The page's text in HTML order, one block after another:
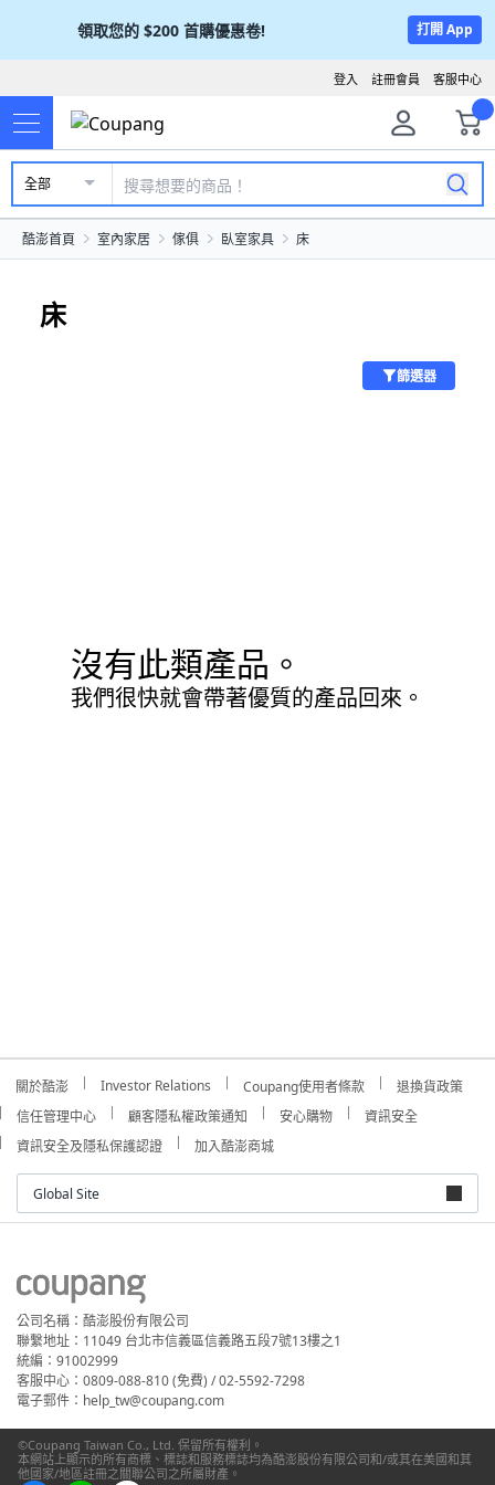
領取您的 $200 首購優惠卷! 打開 App
客服中心
註冊會員
登入
全部
酷澎首頁 室內家居 傢俱 臥室家具 床
床
篩選器
沒有此類產品。
我們很快就會帶著優質的產品回來。
關於酷澎 Investor Relations Coupang使用者條款
退換貨政策
信任管理中心
顧客隱私權政策通知 安心購物
資訊安全
資訊安全及隱私保護認證
加入酷澎商城
Global Site
公司名稱：酷澎股份有限公司
聯繫地址：11049 台北市信義區信義路五段7號13樓之1
統編：91002999
客服中心：0809-088-810 (免費) / 02-5592-7298
電子郵件：help_tw@coupang.com
©Coupang Taiwan Co., Ltd. 保留所有權利。
本網站上顯示的所有商標、標誌和服務標誌均為酷澎股份有限公司和/或其在美國和其
他國家/地區註冊之關聯公司之所屬財產。